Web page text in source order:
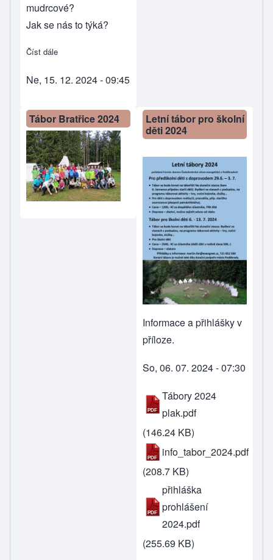
mudrcové?
Jak se nás to týká?
Číst dále
Ne, 15. 12. 2024 - 09:45
Tábor Bratřice 2024
Letní tábor pro školní
děti 2024
Informace a přihlášky v
příloze.
So, 06. 07. 2024 - 07:30
Tábory 2024
plak.pdf
(146.24 KB)
info_tabor_2024.pdf
(208.7 KB)
přihláška
prohlášení
2024.pdf
(255.69 KB)